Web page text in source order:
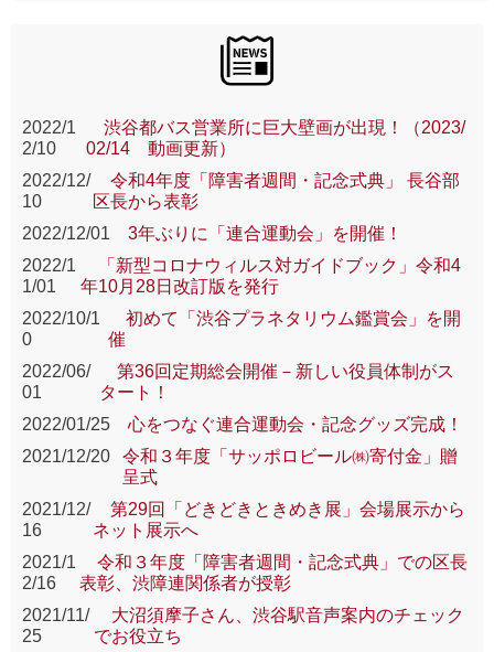
2022/1
2/10
渋谷都バス営業所に巨大壁画が出現！（2023/
02/14 動画更新）
2022/12/
10
令和4年度「障害者週間・記念式典」 長谷部
区長から表彰
2022/12/01 3年ぶりに「連合運動会」を開催！
2022/1
1/01
「新型コロナウィルス対ガイドブック」令和4
年10月28日改訂版を発行
2022/10/1
0
初めて「渋谷プラネタリウム鑑賞会」を開
催
2022/06/
01
第36回定期総会開催－新しい役員体制がス
タート！
2022/01/25 心をつなぐ連合運動会・記念グッズ完成！
2021/12/20
令和３年度「サッポロビール㈱寄付金」贈
呈式
2021/12/
16
第29回「どきどきときめき展」会場展示から
ネット展示へ
2021/1
2/16
令和３年度「障害者週間・記念式典」での区長
表彰、渋障連関係者が授彰
2021/11/
25
大沼須摩子さん、渋谷駅音声案内のチェック
でお役立ち